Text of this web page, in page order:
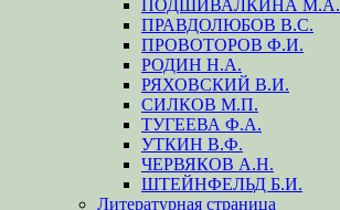
ПОДШИВАЛКИНА М.А.
ПРАВДОЛЮБОВ В.С.
ПРОВОТОРОВ Ф.И.
РОДИН Н.А.
РЯХОВСКИЙ В.И.
СИЛКОВ М.П.
ТУГЕЕВА Ф.А.
УТКИН В.Ф.
ЧЕРВЯКОВ А.Н.
ШТЕЙНФЕЛЬД Б.И.
Литературная страница